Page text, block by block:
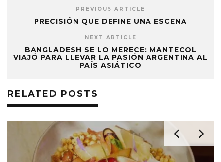
PREVIOUS ARTICLE
PRECISIÓN QUE DEFINE UNA ESCENA
NEXT ARTICLE
BANGLADESH SE LO MERECE: MANTECOL
VIAJÓ PARA LLEVAR LA PASIÓN ARGENTINA AL
PAÍS ASIÁTICO
RELATED POSTS